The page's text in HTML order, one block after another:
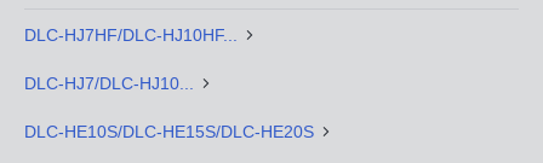
DLC-HJ7HF/DLC-HJ10HF...
DLC-HJ7/DLC-HJ10...
DLC-HE10S/DLC-HE15S/DLC-HE20S